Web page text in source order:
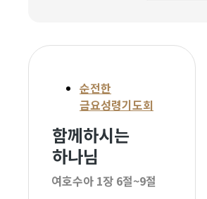
순전한
금요성령기도회
함께하시는
하나님
여호수아 1장 6절~9절